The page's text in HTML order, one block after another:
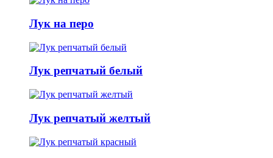
Лук на перо
Лук репчатый белый
Лук репчатый желтый